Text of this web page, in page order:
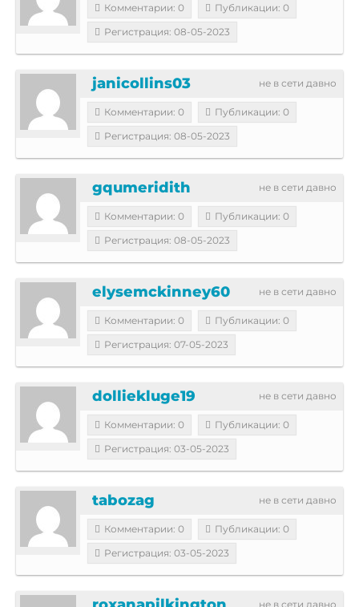
Комментарии: 0
Публикации: 0
Регистрация: 08-05-2023
не в сети давно
janicollins03
Комментарии: 0
Публикации: 0
Регистрация: 08-05-2023
не в сети давно
gqumeridith
Комментарии: 0
Публикации: 0
Регистрация: 08-05-2023
не в сети давно
elysemckinney60
Комментарии: 0
Публикации: 0
Регистрация: 07-05-2023
не в сети давно
dolliekluge19
Комментарии: 0
Публикации: 0
Регистрация: 03-05-2023
не в сети давно
tabozag
Комментарии: 0
Публикации: 0
Регистрация: 03-05-2023
не в сети давно